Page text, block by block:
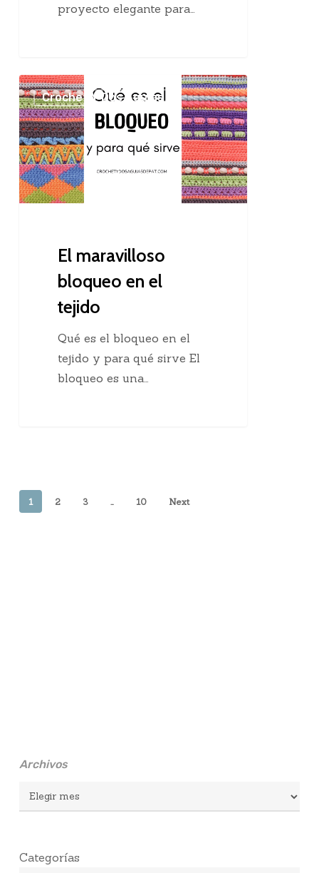
proyecto elegante para…
El
maravilloso
bloqueo
en
el
tejido
Crochet Y Dos Agujas
El maravilloso
bloqueo en el
tejido
Qué es el bloqueo en el
tejido y para qué sirve El
bloqueo es una…
1 2 3 … 10 Next
Archivos
Archivos
Categorías